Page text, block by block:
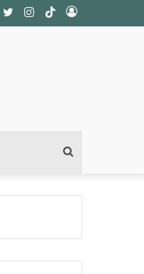
Acceso
TikTok
Instagram
Twitter
por